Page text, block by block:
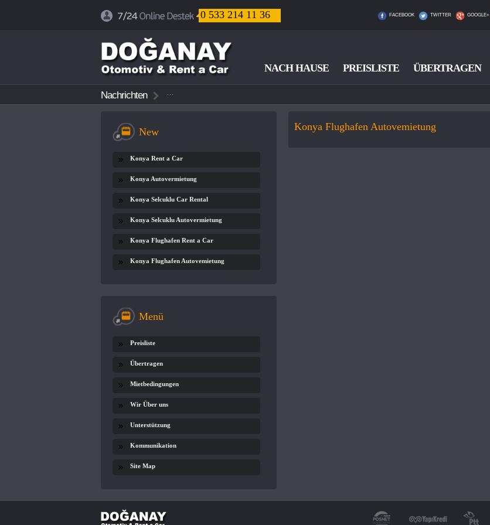
Nachrichten
0 533 214 11 36 FACEBOOK TWITTER GOOGLE+
NACH HAUSE PREISLISTE ÜBERTRAGEN
New
Konya Rent a Car
Konya Autovermietung
Konya Selcuklu Car Rental
Konya Selcuklu Autovermietung
Konya Flughafen Rent a Car
Konya Flughafen Autovemietung
Menü
Preisliste
Übertragen
Mietbedingungen
Wir Über uns
Unterstützung
Kommunikation
Site Map
Konya Flughafen Autovemietung